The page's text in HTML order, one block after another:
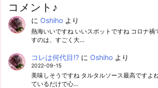
コメント♪
に Oshihoより
熱海いいですね いいスポットですね コロナ禍
すのは、すごく大…
コレは何代目!?に Oshihoより
2022-09-15
美味しそうですね タルタルソース最高ですよ
ているだけで心…